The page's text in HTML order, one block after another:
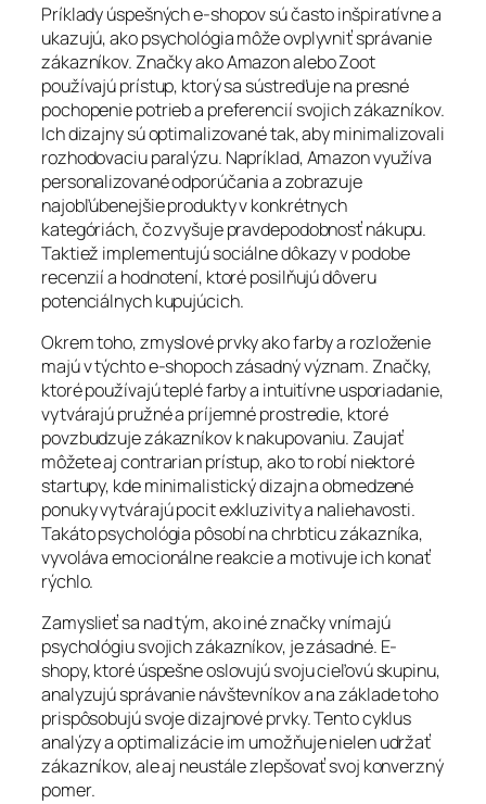
Príklady úspešných e-shopov sú často inšpiratívne a
ukazujú, ako psychológia môže ovplyvniť správanie
zákazníkov. Značky ako Amazon alebo Zoot
používajú prístup, ktorý sa sústreďuje na presné
pochopenie potrieb a preferencií svojich zákazníkov.
Ich dizajny sú optimalizované tak, aby minimalizovali
rozhodovaciu paralýzu. Napríklad, Amazon využíva
personalizované odporúčania a zobrazuje
najobľúbenejšie produkty v konkrétnych
kategóriách, čo zvyšuje pravdepodobnosť nákupu.
Taktiež implementujú sociálne dôkazy v podobe
recenzií a hodnotení, ktoré posilňujú dôveru
potenciálnych kupujúcich.
Okrem toho, zmyslové prvky ako farby a rozloženie
majú v týchto e-shopoch zásadný význam. Značky,
ktoré používajú teplé farby a intuitívne usporiadanie,
vytvárajú pružné a príjemné prostredie, ktoré
povzbudzuje zákazníkov k nakupovaniu. Zaujať
môžete aj contrarian prístup, ako to robí niektoré
startupy, kde minimalistický dizajn a obmedzené
ponuky vytvárajú pocit exkluzivity a naliehavosti.
Takáto psychológia pôsobí na chrbticu zákazníka,
vyvoláva emocionálne reakcie a motivuje ich konať
rýchlo.
Zamyslieť sa nad tým, ako iné značky vnímajú
psychológiu svojich zákazníkov, je zásadné. E-
shopy, ktoré úspešne oslovujú svoju cieľovú skupinu,
analyzujú správanie návštevníkov a na základe toho
prispôsobujú svoje dizajnové prvky. Tento cyklus
analýzy a optimalizácie im umožňuje nielen udržať
zákazníkov, ale aj neustále zlepšovať svoj konverzný
pomer.